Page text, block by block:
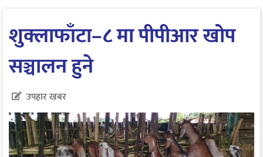
शुक्लाफाँटा–८ मा पीपीआर खोप
सञ्चालन हुने
उपहार खबर